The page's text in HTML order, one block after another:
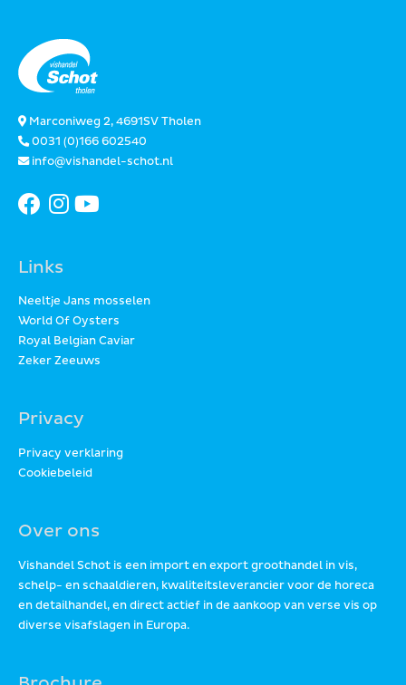
Marconiweg 2, 4691SV Tholen
0031 (0)166 602540
info@vishandel-schot.nl
Links
Neeltje Jans mosselen
World Of Oysters
Royal Belgian Caviar
Zeker Zeeuws
Privacy
Privacy verklaring
Cookiebeleid
Over ons
Vishandel Schot is een import en export groothandel in vis,
schelp- en schaaldieren, kwaliteitsleverancier voor de horeca
en detailhandel, en direct actief in de aankoop van verse vis op
diverse visafslagen in Europa.